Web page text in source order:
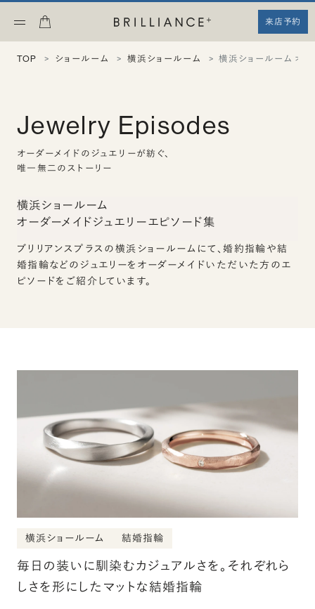
来店予約
TOP ショールーム 横浜ショールーム 横浜ショールーム オ
Jewelry Episodes
オーダーメイドのジュエリーが紡ぐ、
唯一無二のストーリー
横浜ショールーム
オーダーメイドジュエリーエピソード集
ブリリアンスプラスの横浜ショールームにて、婚約指輪や結
婚指輪などのジュエリーをオーダーメイドいただいた方のエ
ピソードをご紹介しています。
横浜ショールーム 結婚指輪
毎日の装いに馴染むカジュアルさを。それぞれら
しさを形にしたマットな結婚指輪